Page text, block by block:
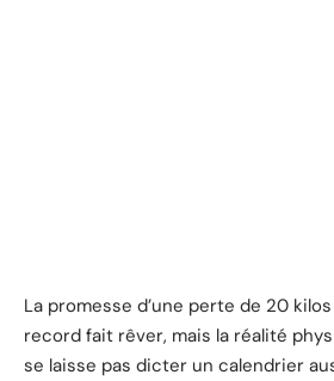
La promesse d’une perte de 20
record fait rêver, mais la réalité
se laisse pas dicter un calendrier